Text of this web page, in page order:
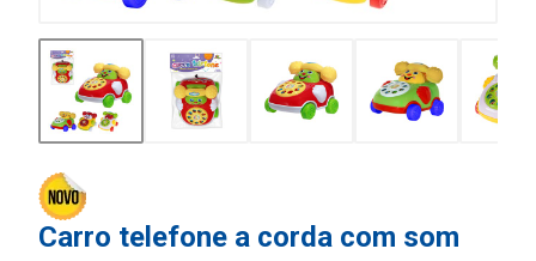
Carro telefone a corda com som